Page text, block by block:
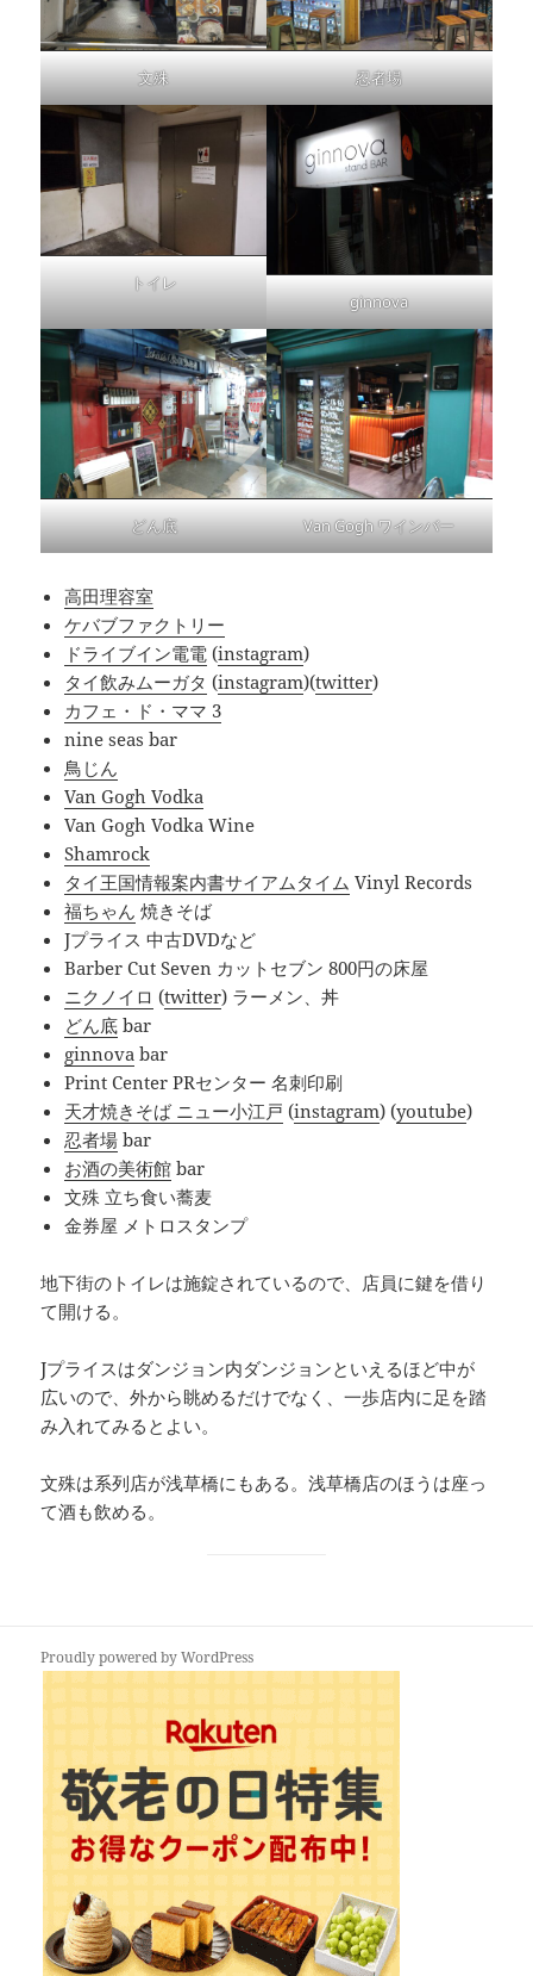
文殊 忍者場
トイレ
ginnova
どん底 Van Gogh ワインバー
高田理容室
ケバブファクトリー
ドライブイン電電 (instagram)
タイ飲みムーガタ (instagram)(twitter)
カフェ・ド・ママ 3
nine seas bar
鳥じん
Van Gogh Vodka
Van Gogh Vodka Wine
Shamrock
タイ王国情報案内書サイアムタイム Vinyl Records
福ちゃん 焼きそば
Jプライス 中古DVDなど
Barber Cut Seven カットセブン 800円の床屋
ニクノイロ (twitter) ラーメン、丼
どん底 bar
ginnova bar
Print Center PRセンター 名刺印刷
天才焼きそば ニュー小江戸 (instagram) (youtube)
忍者場 bar
お酒の美術館 bar
文殊 立ち食い蕎麦
金券屋 メトロスタンプ
地下街のトイレは施錠されているので、店員に鍵を借り
て開ける。
Jプライスはダンジョン内ダンジョンといえるほど中が
広いので、外から眺めるだけでなく、一歩店内に足を踏
み入れてみるとよい。
文殊は系列店が浅草橋にもある。浅草橋店のほうは座っ
て酒も飲める。
Proudly powered by WordPress